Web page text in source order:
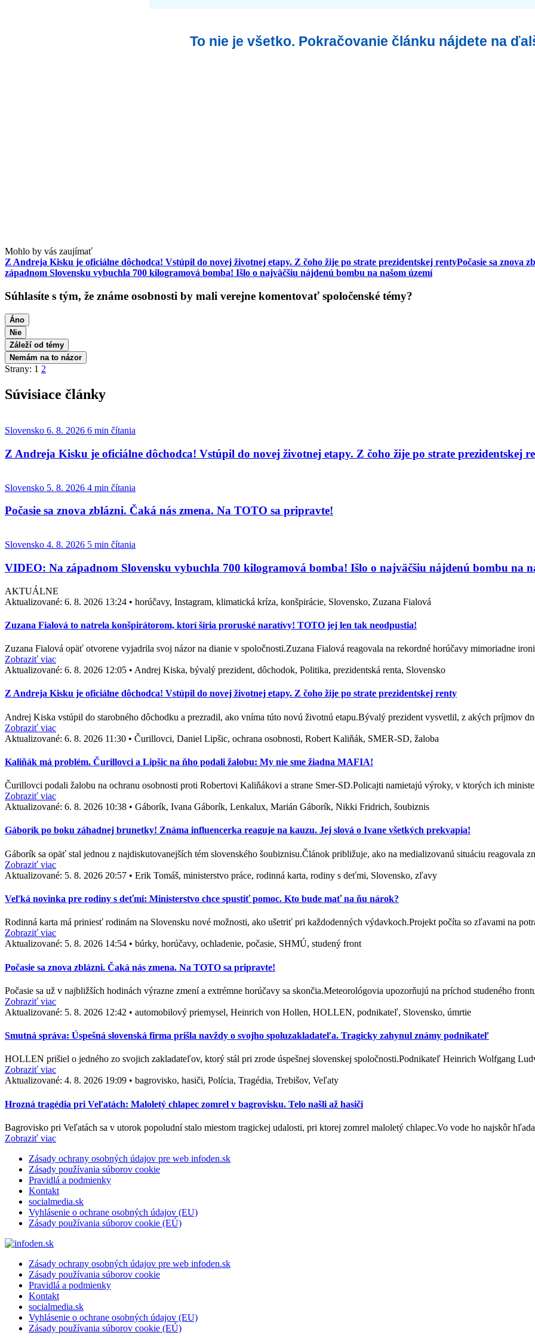
To nie je všetko. Pokračovanie článku nájdete na
Mohlo by vás zaujímať
Z Andreja Kisku je oficiálne dôchodca! Vstúpil do novej životnej etapy. Z čoho žije po strate prezidentskej rentyPočasie sa znova
západnom Slovensku vybuchla 700 kilogramová bomba! Išlo o najväčšiu nájdenú bombu na našom území
Súhlasíte s tým, že známe osobnosti by mali verejne komentovať spoločenské témy?
Áno
Nie
Záleží od témy
Nemám na to názor
Strany: 1 2
Súvisiace články
Slovensko 6. 8. 2026 6 min čítania
Z Andreja Kisku je oficiálne dôchodca! Vstúpil do novej životnej etapy. Z čoho žije po strate prezidentskej
Slovensko 5. 8. 2026 4 min čítania
Počasie sa znova zblázni. Čaká nás zmena. Na TOTO sa pripravte!
Slovensko 4. 8. 2026 5 min čítania
VIDEO: Na západnom Slovensku vybuchla 700 kilogramová bomba! Išlo o najväčšiu nájdenú bombu na
AKTUÁLNE
Aktualizované: 6. 8. 2026 13:24 • horúčavy, Instagram, klimatická kríza, konšpirácie, Slovensko, Zuzana Fialová
Zuzana Fialová to natrela konšpirátorom, ktorí šíria proruské naratívy! TOTO jej len tak neodpustia!
Zuzana Fialová opäť otvorene vyjadrila svoj názor na dianie v spoločnosti.Zuzana Fialová reagovala na rekordné horúčavy mimoriadne
Zobraziť viac
Aktualizované: 6. 8. 2026 12:05 • Andrej Kiska, bývalý prezident, dôchodok, Politika, prezidentská renta, Slovensko
Z Andreja Kisku je oficiálne dôchodca! Vstúpil do novej životnej etapy. Z čoho žije po strate prezidentskej renty
Andrej Kiska vstúpil do starobného dôchodku a prezradil, ako vníma túto novú životnú etapu.Bývalý prezident vysvetlil, z akých príjmov
Zobraziť viac
Aktualizované: 6. 8. 2026 11:30 • Čurillovci, Daniel Lipšic, ochrana osobnosti, Robert Kaliňák, SMER-SD, žaloba
Kaliňák má problém. Čurillovci a Lipšic na ňho podali žalobu: My nie sme žiadna MAFIA!
Čurillovci podali žalobu na ochranu osobnosti proti Robertovi Kaliňákovi a strane Smer-SD.Policajti namietajú výroky, v ktorých ich
Zobraziť viac
Aktualizované: 6. 8. 2026 10:38 • Gáborík, Ivana Gáborík, Lenkalux, Marián Gáborík, Nikki Fridrich, šoubiznis
Gáborík po boku záhadnej brunetky! Známa influencerka reaguje na kauzu. Jej slová o Ivane všetkých prekvapia!
Gáborík sa opäť stal jednou z najdiskutovanejších tém slovenského šoubiznisu.Článok približuje, ako na medializovanú situáciu reagovala
Zobraziť viac
Aktualizované: 5. 8. 2026 20:57 • Erik Tomáš, ministerstvo práce, rodinná karta, rodiny s deťmi, Slovensko, zľavy
Veľká novinka pre rodiny s deťmi: Ministerstvo chce spustiť pomoc. Kto bude mať na ňu nárok?
Rodinná karta má priniesť rodinám na Slovensku nové možnosti, ako ušetriť pri každodenných výdavkoch.Projekt počíta so zľavami na
Zobraziť viac
Aktualizované: 5. 8. 2026 14:54 • búrky, horúčavy, ochladenie, počasie, SHMÚ, studený front
Počasie sa znova zblázni. Čaká nás zmena. Na TOTO sa pripravte!
Počasie sa už v najbližších hodinách výrazne zmení a extrémne horúčavy sa skončia.Meteorológovia upozorňujú na príchod studeného
Zobraziť viac
Aktualizované: 5. 8. 2026 12:42 • automobilový priemysel, Heinrich von Hollen, HOLLEN, podnikateľ, Slovensko, úmrtie
Smutná správa: Úspešná slovenská firma prišla navždy o svojho spoluzakladateľa. Tragicky zahynul známy podnikateľ
HOLLEN prišiel o jedného zo svojich zakladateľov, ktorý stál pri zrode úspešnej slovenskej spoločnosti.Podnikateľ Heinrich Wolfgang
Zobraziť viac
Aktualizované: 4. 8. 2026 19:09 • bagrovisko, hasiči, Polícia, Tragédia, Trebišov, Veľaty
Hrozná tragédia pri Veľatách: Maloletý chlapec zomrel v bagrovisku. Telo našli až hasiči
Bagrovisko pri Veľatách sa v utorok popoludní stalo miestom tragickej udalosti, pri ktorej zomrel maloletý chlapec.Vo vode ho najskôr
Zobraziť viac
Zásady ochrany osobných údajov pre web infoden.sk
Zásady používania súborov cookie
Pravidlá a podmienky
Kontakt
socialmedia.sk
Vyhlásenie o ochrane osobných údajov (EU)
Zásady používania súborov cookie (EÚ)
Zásady ochrany osobných údajov pre web infoden.sk
Zásady používania súborov cookie
Pravidlá a podmienky
Kontakt
socialmedia.sk
Vyhlásenie o ochrane osobných údajov (EU)
Zásady používania súborov cookie (EÚ)